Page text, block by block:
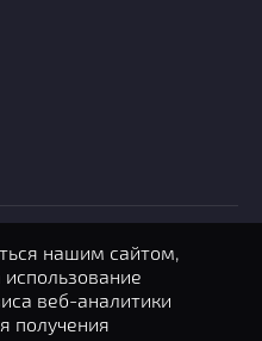
нашим сайтом,
веб-аналитики
получения